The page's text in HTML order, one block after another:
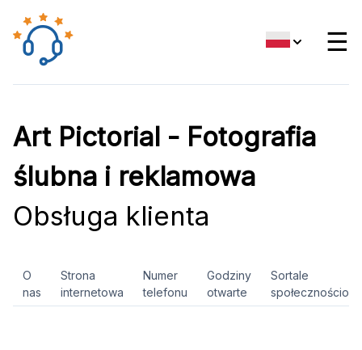
☰
Art Pictorial - Fotografia
ślubna i reklamowa
Obsługa klienta
O
nas
Strona
internetowa
Numer
telefonu
Godziny
otwarte
Sortale